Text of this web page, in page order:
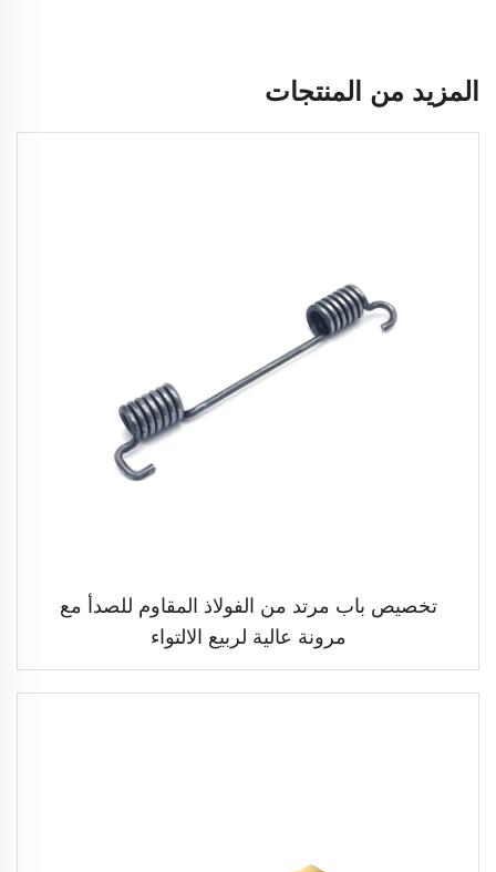
المزيد من المنتجات
تخصيص باب مرتد من الفولاذ المقاوم للصدأ مع
مرونة عالية لربيع الالتواء